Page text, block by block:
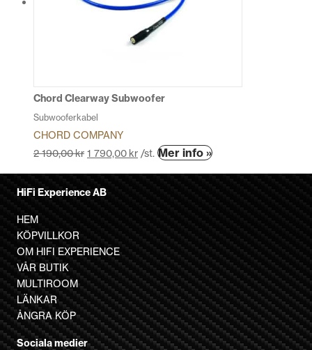
Chord Clearway Subwoofer
Subwooferkabel
CHORD COMPANY
2 190,00kr 1 790,00 kr /st. Mer info »Den
varianter.
De
olika
alternativen
kan
väljas
på
produktsidan
HiFi Experience AB
HEM
KÖPVILLKOR
OM HIFI EXPERIENCE
VÅR BUTIK
MULTIROOM
LÄNKAR
ÅNGRA KÖP
Sociala medier